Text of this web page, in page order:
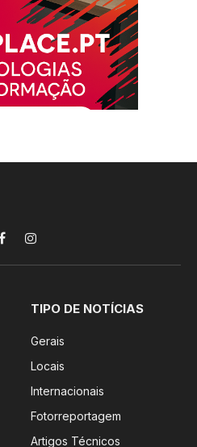
FacebookInstagram
TIPO DE NOTÍCIAS
Gerais
Locais
Internacionais
Fotorreportagem
Artigos Técnicos